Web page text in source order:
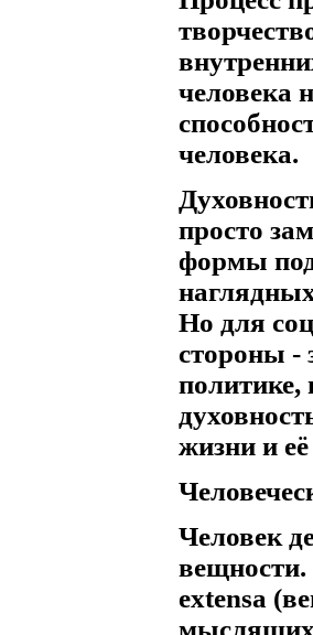
человека
человека.
просто
формы
Но для
стороны -
политике,
жизни и её
Человек
extensa